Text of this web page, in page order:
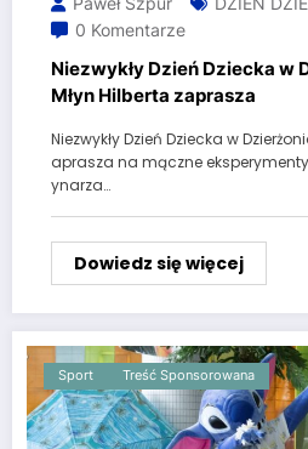
0 Komentarze
Niezwykły Dzień Dziecka w
Młyn Hilberta zaprasza
Niezwykły Dzień Dziecka w
aprasza na mączne
ynarza…
Dowiedz się więcej
Sport Treść Sponsorowana